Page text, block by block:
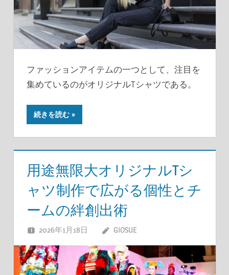
ファッションアイテムの一つとして、注目を
集めているのがオリジナルTシャツである。
続きを読む
用途無限大オリジナルTシ
ャツ制作で広がる個性とチ
ームの絆創出術
2026年1月18日 GIOSUE